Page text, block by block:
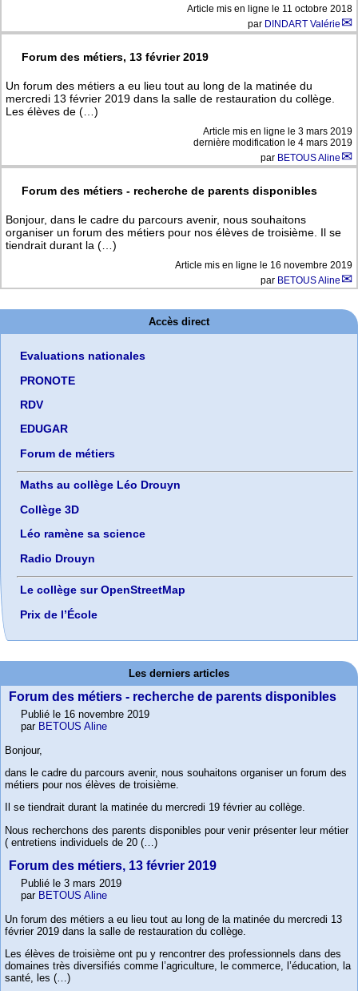
Article mis en ligne le 11 octobre 2018
par DINDART Valérie
Forum des métiers, 13 février 2019
Un forum des métiers a eu lieu tout au long de la matinée du
mercredi 13 février 2019 dans la salle de restauration du collège.
Les élèves de (…)
Article mis en ligne le 3 mars 2019
dernière modification le 4 mars 2019
par BETOUS Aline
Forum des métiers - recherche de parents disponibles
Bonjour, dans le cadre du parcours avenir, nous souhaitons
organiser un forum des métiers pour nos élèves de troisième. Il se
tiendrait durant la (…)
Article mis en ligne le 16 novembre 2019
par BETOUS Aline
Accès direct
Evaluations nationales
PRONOTE
RDV
EDUGAR
Forum de métiers
Maths au collège Léo Drouyn
Collège 3D
Léo ramène sa science
Radio Drouyn
Le collège sur OpenStreetMap
Prix de l’École
Les derniers articles
Forum des métiers - recherche de parents disponibles
Publié le 16 novembre 2019
par BETOUS Aline
Bonjour,
dans le cadre du parcours avenir, nous souhaitons organiser un forum des
métiers pour nos élèves de troisième.
Il se tiendrait durant la matinée du mercredi 19 février au collège.
Nous recherchons des parents disponibles pour venir présenter leur métier
( entretiens individuels de 20 (…)
Forum des métiers, 13 février 2019
Publié le 3 mars 2019
par BETOUS Aline
Un forum des métiers a eu lieu tout au long de la matinée du mercredi 13
février 2019 dans la salle de restauration du collège.
Les élèves de troisième ont pu y rencontrer des professionnels dans des
domaines très diversifiés comme l’agriculture, le commerce, l’éducation, la
santé, les (…)